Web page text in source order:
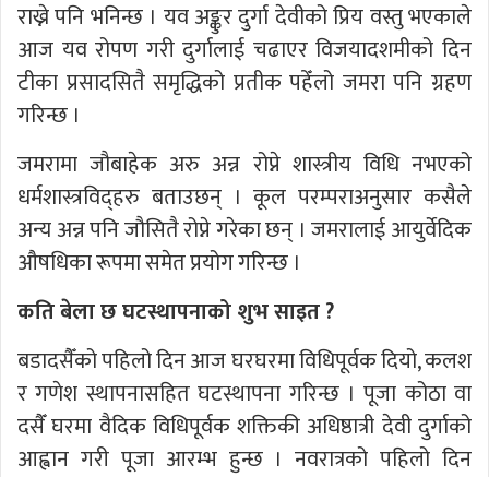
राख्ने पनि भनिन्छ । यव अङ्कुर दुर्गा देवीको प्रिय वस्तु भएकाले
आज यव रोपण गरी दुर्गालाई चढाएर विजयादशमीको दिन
टीका प्रसादसितै समृद्धिको प्रतीक पहेँलो जमरा पनि ग्रहण
गरिन्छ ।
जमरामा जौबाहेक अरु अन्न रोप्ने शास्त्रीय विधि नभएको
धर्मशास्त्रविद्हरु बताउछन् । कूल परम्पराअनुसार कसैले
अन्य अन्न पनि जौसितै रोप्ने गरेका छन् । जमरालाई आयुर्वेदिक
औषधिका रूपमा समेत प्रयोग गरिन्छ ।
कति बेला छ घटस्थापनाको शुभ साइत ?
बडादसैँको पहिलो दिन आज घरघरमा विधिपूर्वक दियो, कलश
र गणेश स्थापनासहित घटस्थापना गरिन्छ । पूजा कोठा वा
दसैँ घरमा वैदिक विधिपूर्वक शक्तिकी अधिष्ठात्री देवी दुर्गाको
आह्वान गरी पूजा आरम्भ हुन्छ । नवरात्रको पहिलो दिन